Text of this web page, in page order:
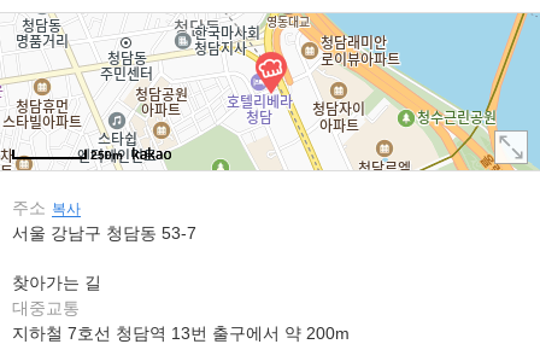
250m
주소 복사
서울 강남구 청담동 53-7
찾아가는 길
대중교통
지하철 7호선 청담역 13번 출구에서 약 200m